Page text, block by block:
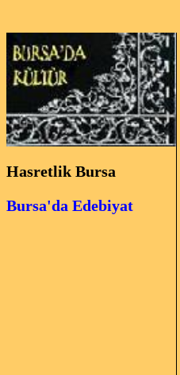
Hasretlik Bursa
Bursa'da Edebiyat